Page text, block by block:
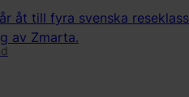
åt till fyra svenska
av Zmarta.